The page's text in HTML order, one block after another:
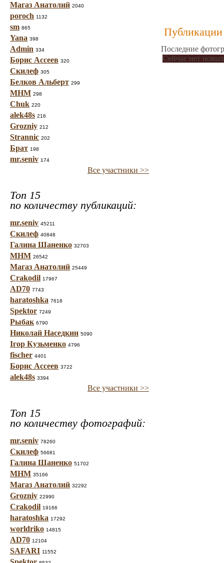
Магаз Анатолий 2040
poroch 1132
sm 865
Yana 398
Admin 334
Борис Ассеев 320
Скилеф 305
Белков Альберт 299
МНМ 298
Chuk 220
alek48s 216
Grozniy 212
Strannic 202
Брат 198
mr.seniv 174
Все участники >>
Топ 15
по количеству публикаций:
mr.seniv 45211
Скилеф 40848
Галина Шаненко 32703
МНМ 26542
Магаз Анатолий 25449
Crakodil 17967
AD70 7743
haratoshka 7618
Spektor 7249
Рыбак 6790
Николай Наседкин 5090
Ігор Кузьменко 4796
fischer 4401
Борис Ассеев 3722
alek48s 3394
Все участники >>
Топ 15
по количеству фотографий:
mr.seniv 78260
Скилеф 56681
Галина Шаненко 51702
МНМ 35166
Магаз Анатолий 32292
Grozniy 22990
Crakodil 19166
haratoshka 17292
worldriko 14815
AD70 12104
SAFARI 11552
Публикации
Последние
Сейчас нет